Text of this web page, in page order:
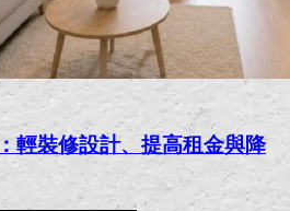
輕裝修設計、提高租金與降